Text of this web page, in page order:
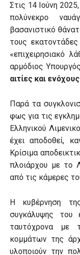
Στις 14 Ιούνη
πολύνεκρο
βασανιστικό
τους
«επιχειρησιακό
αρμόδιος
αιτίες και
Παρά τα
φως για τις
Ελληνικού
έχει αποδοθεί,
Κρίσιμα
πλοιάρχου με το
από τις κάμερες
Η κυβέρνηση
συγκάλυψης του
ταυτόχρονα με
κομμάτων της
υλοποιούν την